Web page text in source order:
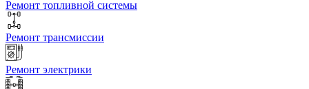
Ремонт топливной системы
Ремонт трансмиссии
Ремонт электрики